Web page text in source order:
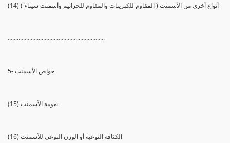
(14) أنواع أخري من الأسمنت ( المقاوم للكبريتات والمقاوم للجراثيم وأسمنت سيناء )
...............................................................
5- خواص الأسمنت
(15) نعومة الأسمنت
(16) الكثافة النوعية أو الوزن النوعي للأسمنت